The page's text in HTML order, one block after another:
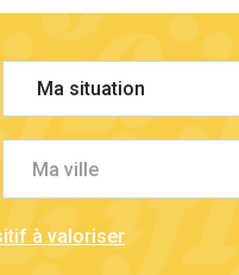
Ma ville
à valoriser